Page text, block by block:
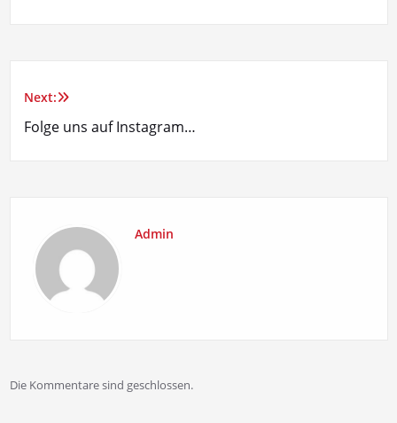
Beitragsnavigation
Next:
Folge uns auf Instagram…
Admin
Die Kommentare sind geschlossen.